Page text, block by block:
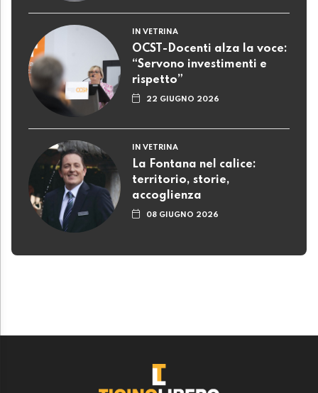
IN VETRINA
OCST-Docenti alza la voce:
“Servono investimenti e
rispetto”
22 GIUGNO 2026
IN VETRINA
La Fontana nel calice:
territorio, storie,
accoglienza
08 GIUGNO 2026